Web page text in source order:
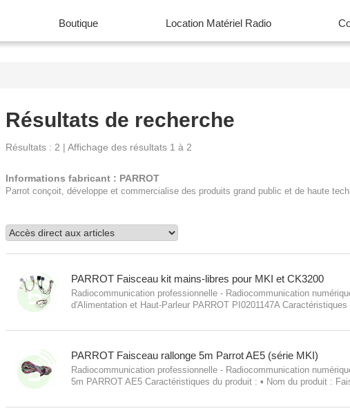
Boutique Location Matériel Radio
Résultats de recherche
Résultats : 2 | Affichage des résultats 1 à 2
Informations fabricant : PARROT
Parrot conçoit, développe et commercialise des produits grand public et de haute
PARROT Faisceau kit mains-libres pour MKI et CK3200
Radiocommunication professionnelle - Radiocommunication
d'Alimentation et Haut-Parleur PARROT PI0201147A
PARROT Faisceau rallonge 5m Parrot AE5 (série MKI)
Radiocommunication professionnelle - Radiocommunication
5m PARROT AE5 Caractéristiques du produit : ▪ Nom du produit :